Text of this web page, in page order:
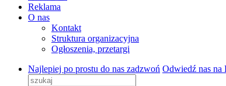
Reklama
O nas
Kontakt
Struktura organizacyjna
Ogłoszenia, przetargi
Najlepiej po prostu do nas zadzwoń Odwiedź nas na